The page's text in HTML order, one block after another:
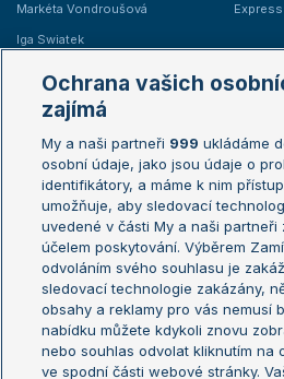
Markéta Vondroušová
Iga Swiatek
Žebříčky
Žebříček ATP (muži)
Žebříček WTA (ženy)
Sázkařský žebříček
French
US
Turnaj
Turnaj
Aktualní trendy
Fotbalové přestupy
Ochrana vašich
zajímá
My a naši partneři 999 ukládáme
osobní údaje, jako jsou údaje o
identifikátory, a máme k nim
umožňuje, aby sledovací
uvedené v části My a naši
účelem poskytování. Výběrem
odvoláním svého souhlasu je
sledovací technologie zakázány,
obsahy a reklamy pro vás nemusí
nabídku můžete kdykoli znovu
nebo souhlas odvolat kliknutím na
ve spodní části webové stránky.